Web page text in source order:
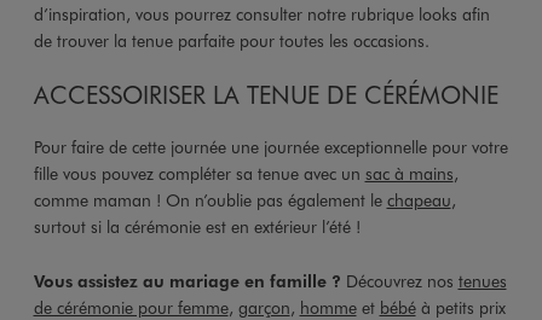
d’inspiration, vous pourrez consulter notre rubrique looks afin
de trouver la tenue parfaite pour toutes les occasions.
ACCESSOIRISER LA TENUE DE CÉRÉMONIE
Pour faire de cette journée une journée exceptionnelle pour votre
fille vous pouvez compléter sa tenue avec un sac à mains,
comme maman ! On n’oublie pas également le chapeau,
surtout si la cérémonie est en extérieur l’été !
Vous assistez au mariage en famille ? Découvrez nos tenues
de cérémonie pour femme, garçon, hommeet bébéà petits prix